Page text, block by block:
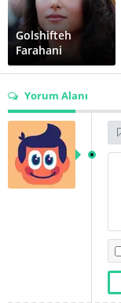
Golshifteh
Farahani
Yorum Alanı